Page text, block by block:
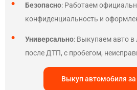
Безопасно: Работаем
конфиденциальность и
Универсально: Выкупаем авто
после ДТП, с пробегом,
Выкуп автомобиля